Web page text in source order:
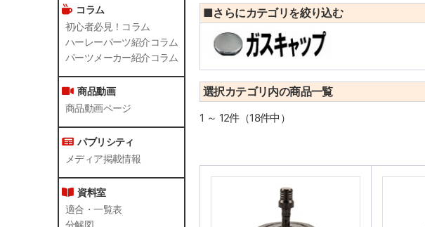
コラム
初心者必見！コラム
ハーレーパーツ紹介コラム
パーツメーカー紹介コラム
商品動画
商品動画ページ
パブリシティ
メディア掲載情報
資料室
適合・一覧表
■さらにカテゴリを絞り込む
選択カテゴリ内の商品一覧
1 ～ 12件（18件中）